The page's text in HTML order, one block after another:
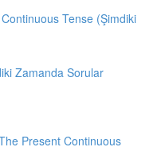
Tense (Şimdiki
Zamanda Sorular
Present Continuous